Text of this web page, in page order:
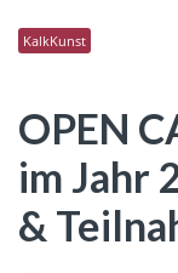
KalkKunst
OPEN
im Jahr
&